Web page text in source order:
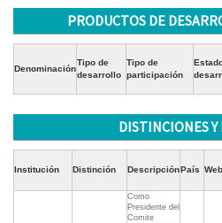
PRODUCTOS DE
Denominación
Tipo de
desarrollo
Tipo de
participación
DISTINCIONES
Institución Distinción DescripciónPaís
Como
Presidente del
Comite